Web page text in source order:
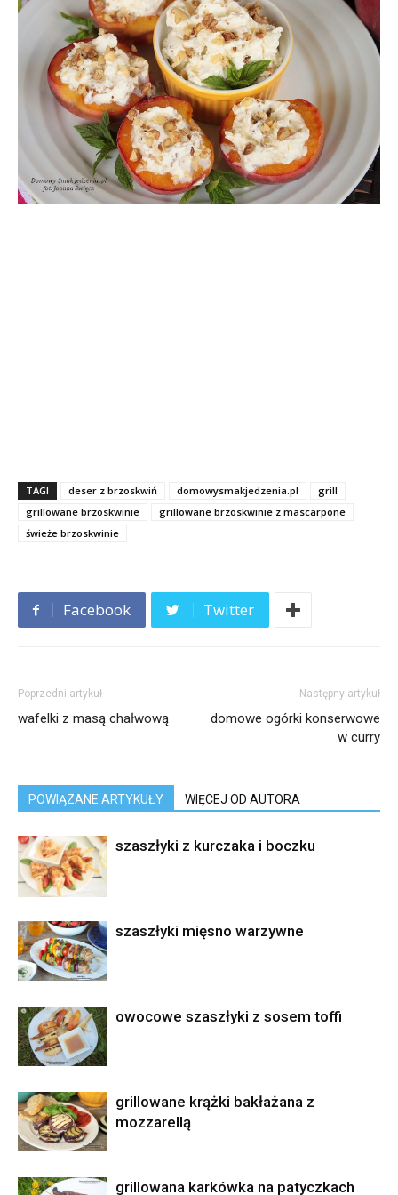
TAGI deser z brzoskwiń domowysmakjedzenia.pl
grill
grillowane brzoskwinie
grillowane brzoskwinie z mascarpone
świeże brzoskwinie
Facebook Twitter
Poprzedni artykuł
wafelki z masą chałwową
Następny artykuł
domowe ogórki konserwowe
w curry
POWIĄZANE ARTYKUŁY WIĘCEJ OD AUTORA
szaszłyki z kurczaka i boczku
szaszłyki mięsno warzywne
owocowe szaszłyki z sosem toffi
grillowane krążki bakłażana z
mozzarellą
grillowana karkówka na patyczkach